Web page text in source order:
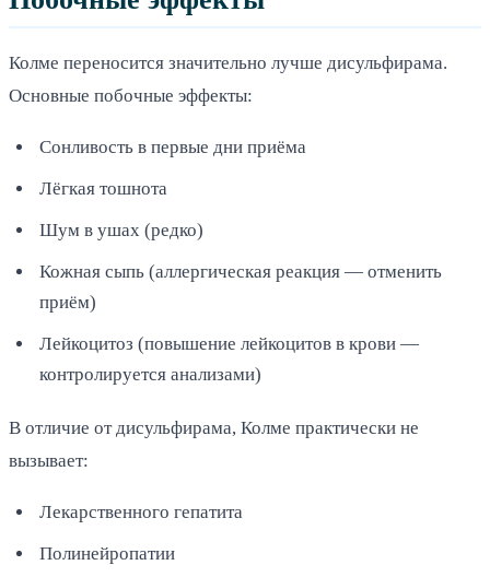
Колме переносится значительно лучше дисульфирама.
Основные побочные эффекты:
Сонливость в первые дни приёма
Лёгкая тошнота
Шум в ушах (редко)
Кожная сыпь (аллергическая реакция — отменить
приём)
Лейкоцитоз (повышение лейкоцитов в крови —
контролируется анализами)
В отличие от дисульфирама, Колме практически не
вызывает:
Лекарственного гепатита
Полинейропатии